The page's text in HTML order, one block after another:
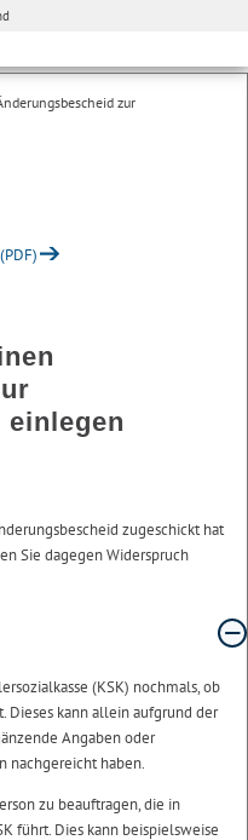
zur
zugeschickt hat
Sie dagegen Widerspruch
(KSK) nochmals, ob
kann allein aufgrund der
Angaben oder
nachgereicht haben.
zu beauftragen, die in
führt. Dies kann beispielsweise